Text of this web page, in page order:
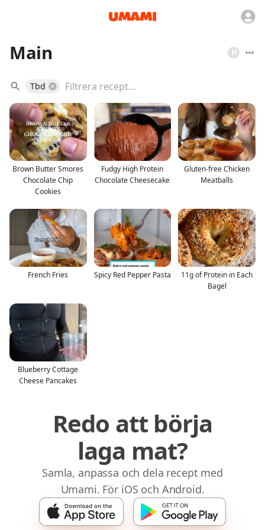
Main H
Tbd
Brown Butter Smores
Chocolate Chip
Cookies
Fudgy High Protein
Chocolate Cheesecake
Gluten-free Chicken
Meatballs
French Fries Spicy Red Pepper Pasta
11g of Protein in Each
Bagel
Blueberry Cottage
Cheese Pancakes
Redo att börja
laga mat?
Samla, anpassa och dela recept med
Umami. För iOS och Android.